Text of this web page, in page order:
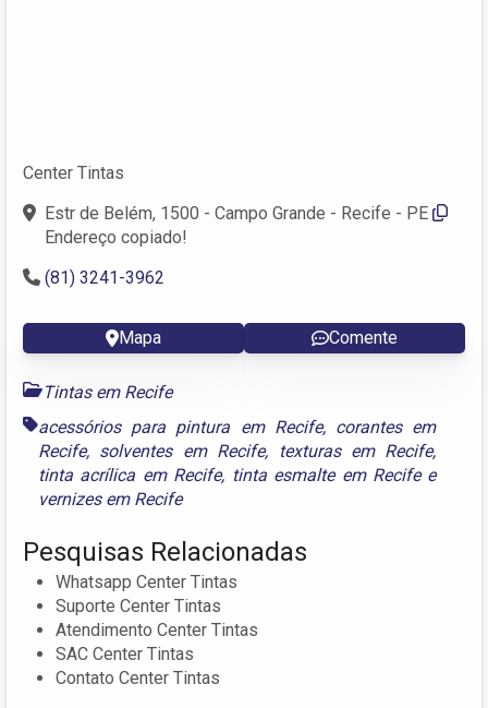
Center Tintas
Estr de Belém, 1500 - Campo Grande - Recife - PE
Endereço copiado!
(81) 3241-3962
Mapa Comente
Tintas em Recife
acessórios para pintura em Recife, corantes em
Recife, solventes em Recife, texturas em Recife,
tinta acrílica em Recife, tinta esmalte em Recifee
vernizes em Recife
Pesquisas Relacionadas
Whatsapp Center Tintas
Suporte Center Tintas
Atendimento Center Tintas
SAC Center Tintas
Contato Center Tintas